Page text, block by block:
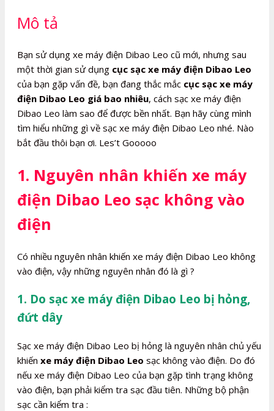
lượng
Mô tả
Bạn sử dụng xe máy điện Dibao Leo cũ mới, nhưng sau
một thời gian sử dụng cục sạc xe máy điện Dibao Leo
của bạn gặp vấn đề, bạn đang thắc mắc cục sạc xe máy
điện Dibao Leo giá bao nhiêu, cách sạc xe máy điện
Dibao Leo làm sao để được bền nhất. Bạn hãy cùng mình
tìm hiểu những gì về sạc xe máy điện Dibao Leo nhé. Nào
bắt đầu thôi bạn ơi. Les’t Gooooo
1. Nguyên nhân khiến xe máy
điện Dibao Leo sạc không vào
điện
Có nhiều nguyên nhân khiến xe máy điện Dibao Leo không
vào điện, vậy những nguyên nhân đó là gì ?
1. Do sạc xe máy điện Dibao Leo bị hỏng,
đứt dây
Sạc xe máy điện Dibao Leo bị hỏng là nguyên nhân chủ yếu
khiến xe máy điện Dibao Leo sạc không vào điện. Do đó
nếu xe máy điện Dibao Leo của bạn gặp tình trạng không
vào điện, bạn phải kiểm tra sạc đầu tiên. Những bộ phận
sạc cần kiểm tra :